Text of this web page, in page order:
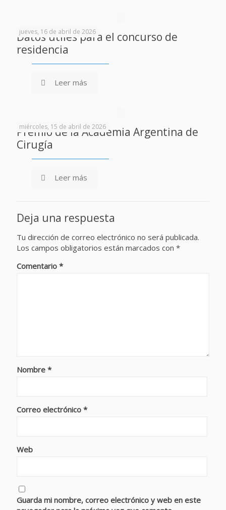
jueves, 16 de abril de 2026
Datos útiles para el concurso de
residencia
Leer más
miércoles, 15 de abril de 2026
Premio de la Academia Argentina de
Cirugía
Leer más
Deja una respuesta
Tu dirección de correo electrónico no será publicada.
Los campos obligatorios están marcados con *
Comentario *
Nombre *
Correo electrónico *
Web
Guarda mi nombre, correo electrónico y web en este